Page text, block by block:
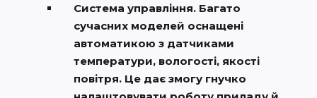
Система управління. Багато
сучасних моделей оснащені
автоматикою з датчиками
температури, вологості, якості
повітря. Це дає змогу гнучко